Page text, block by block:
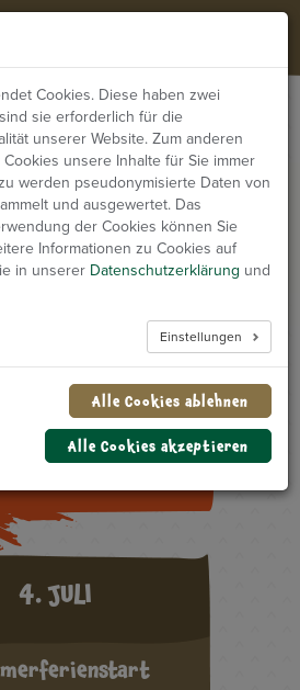
& an Feiertagen von
Einlass: 16:30 Uhr
Öffnungszeiten in
Ferien beachten!
4. JULI
Cookies. Diese haben zwei
sie erforderlich für die
unserer Website. Zum anderen
unsere Inhalte für Sie immer
werden pseudonymisierte Daten von
und ausgewertet. Das
der Cookies können Sie
Informationen zu Cookies auf
in unserer Datenschutzerklärung und
Einstellungen
Alle Cookies ablehnen
Alle Cookies akzeptieren